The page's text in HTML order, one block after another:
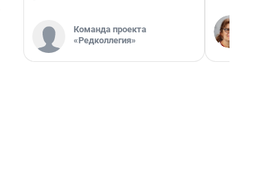
Команда проекта
«Редколлегия»